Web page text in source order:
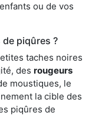
ou de vos
de piqûres ?
taches noires
des rougeurs
moustiques, le
la cible des
piqûres de